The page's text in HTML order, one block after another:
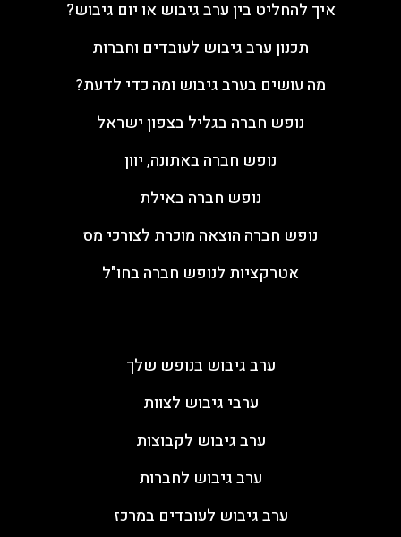
איך להחליט בין ערב גיבוש או יום גיבוש?
תכנון ערב גיבוש לעובדים וחברות
מה עושים בערב גיבוש ומה כדי לדעת?
נופש חברה בגליל בצפון ישראל
נופש חברה באתונה, יוון
נופש חברה באילת
נופש חברה הוצאה מוכרת לצורכי מס
אטרקציות לנופש חברה בחו"ל
ערב גיבוש בנופש שלך
ערבי גיבוש לצוות
ערב גיבוש לקבוצות
ערב גיבוש לחברות
ערב גיבוש לעובדים במרכז